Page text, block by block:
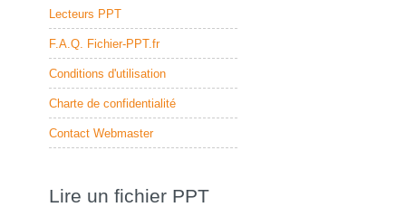
Lecteurs PPT
F.A.Q. Fichier-PPT.fr
Conditions d'utilisation
Charte de confidentialité
Contact Webmaster
Lire un fichier PPT